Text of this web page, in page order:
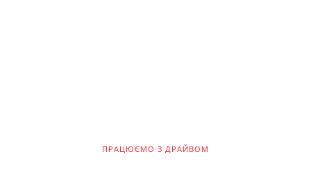
ПРАЦЮЄМО З ДРАЙВОМ